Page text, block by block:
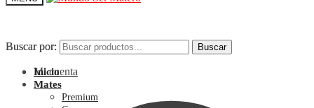
Buscar por: Buscar
Mi cuenta
Buscar por: Buscar
Inicio
Mates
Premium